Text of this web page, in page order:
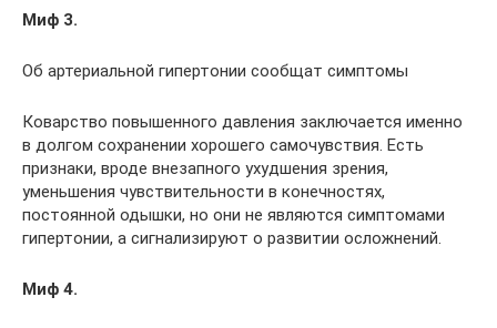
Миф 3.
Об артериальной гипертонии сообщат симптомы
Коварство повышенного давления заключается именно
в долгом сохранении хорошего самочувствия. Есть
признаки, вроде внезапного ухудшения зрения,
уменьшения чувствительности в конечностях,
постоянной одышки, но они не являются симптомами
гипертонии, а сигнализируют о развитии осложнений.
Миф 4.